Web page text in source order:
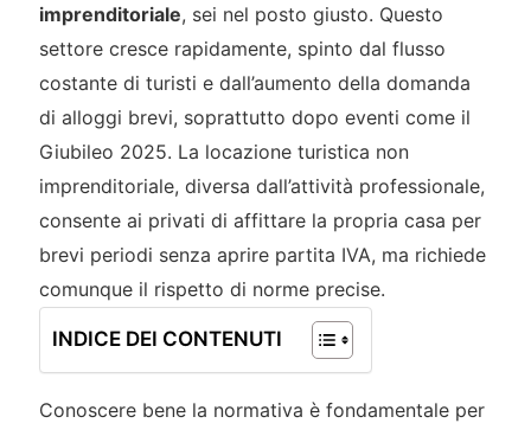
imprenditoriale, sei nel posto giusto. Questo
settore cresce rapidamente, spinto dal flusso
costante di turisti e dall’aumento della domanda
di alloggi brevi, soprattutto dopo eventi come il
Giubileo 2025. La locazione turistica non
imprenditoriale, diversa dall’attività professionale,
consente ai privati di affittare la propria casa per
brevi periodi senza aprire partita IVA, ma richiede
comunque il rispetto di norme precise.
INDICE DEI CONTENUTI
Conoscere bene la normativa è fondamentale per